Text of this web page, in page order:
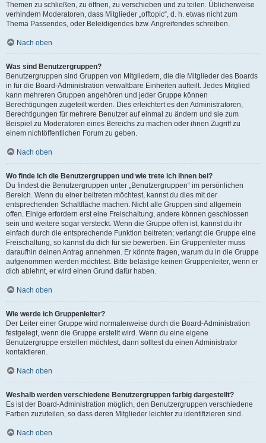
Themen zu schließen, zu öffnen, zu verschieben und zu teilen. Üblicherweise
verhindern Moderatoren, dass Mitglieder „offtopic“, d. h. etwas nicht zum
Thema Passendes, oder Beleidigendes bzw. Angreifendes schreiben.
Nach oben
Was sind Benutzergruppen?
Benutzergruppen sind Gruppen von Mitgliedern, die die Mitglieder des Boards
in für die Board-Administration verwaltbare Einheiten aufteilt. Jedes Mitglied
kann mehreren Gruppen angehören und jeder Gruppe können
Berechtigungen zugeteilt werden. Dies erleichtert es den Administratoren,
Berechtigungen für mehrere Benutzer auf einmal zu ändern und sie zum
Beispiel zu Moderatoren eines Bereichs zu machen oder ihnen Zugriff zu
einem nichtöffentlichen Forum zu geben.
Nach oben
Wo finde ich die Benutzergruppen und wie trete ich ihnen bei?
Du findest die Benutzergruppen unter „Benutzergruppen“ im persönlichen
Bereich. Wenn du einer beitreten möchtest, kannst du dies mit der
entsprechenden Schaltfläche machen. Nicht alle Gruppen sind allgemein
offen. Einige erfordern erst eine Freischaltung, andere können geschlossen
sein und weitere sogar versteckt. Wenn die Gruppe offen ist, kannst du ihr
einfach durch die entsprechende Funktion beitreten; verlangt die Gruppe eine
Freischaltung, so kannst du dich für sie bewerben. Ein Gruppenleiter muss
daraufhin deinen Antrag annehmen. Er könnte fragen, warum du in die Gruppe
aufgenommen werden möchtest. Bitte belästige keinen Gruppenleiter, wenn er
dich ablehnt, er wird einen Grund dafür haben.
Nach oben
Wie werde ich Gruppenleiter?
Der Leiter einer Gruppe wird normalerweise durch die Board-Administration
festgelegt, wenn die Gruppe erstellt wird. Wenn du eine eigene
Benutzergruppe erstellen möchtest, dann solltest du einen Administrator
kontaktieren.
Nach oben
Weshalb werden verschiedene Benutzergruppen farbig dargestellt?
Es ist der Board-Administration möglich, den Benutzergruppen verschiedene
Farben zuzuteilen, so dass deren Mitglieder leichter zu identifizieren sind.
Nach oben